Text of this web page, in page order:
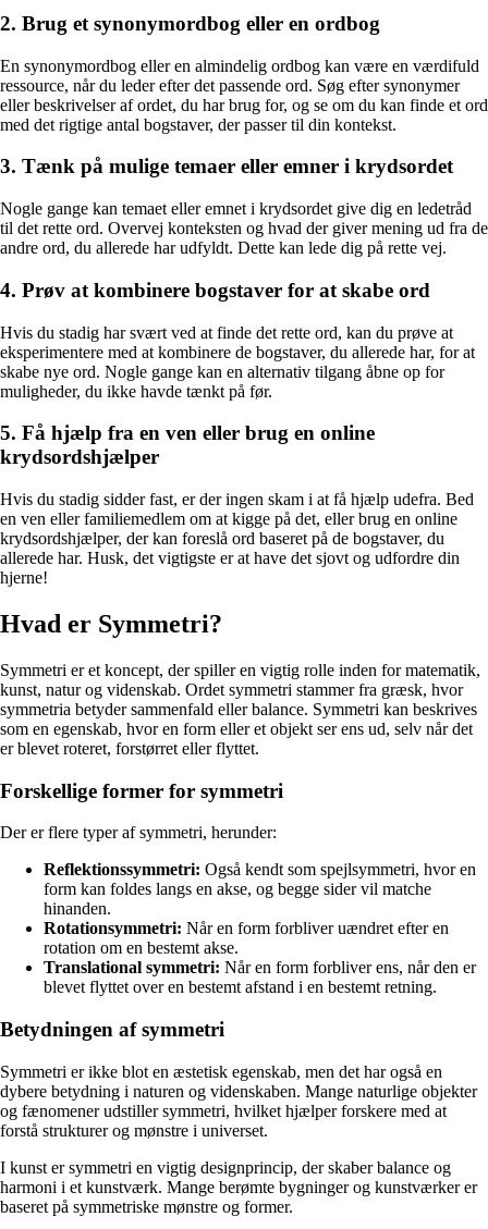
2. Brug et synonymordbog eller en ordbog
En synonymordbog eller en almindelig ordbog kan være en værdifuld
ressource, når du leder efter det passende ord. Søg efter synonymer
eller beskrivelser af ordet, du har brug for, og se om du kan finde et ord
med det rigtige antal bogstaver, der passer til din kontekst.
3. Tænk på mulige temaer eller emner i krydsordet
Nogle gange kan temaet eller emnet i krydsordet give dig en ledetråd
til det rette ord. Overvej konteksten og hvad der giver mening ud fra de
andre ord, du allerede har udfyldt. Dette kan lede dig på rette vej.
4. Prøv at kombinere bogstaver for at skabe ord
Hvis du stadig har svært ved at finde det rette ord, kan du prøve at
eksperimentere med at kombinere de bogstaver, du allerede har, for at
skabe nye ord. Nogle gange kan en alternativ tilgang åbne op for
muligheder, du ikke havde tænkt på før.
5. Få hjælp fra en ven eller brug en online
krydsordshjælper
Hvis du stadig sidder fast, er der ingen skam i at få hjælp udefra. Bed
en ven eller familiemedlem om at kigge på det, eller brug en online
krydsordshjælper, der kan foreslå ord baseret på de bogstaver, du
allerede har. Husk, det vigtigste er at have det sjovt og udfordre din
hjerne!
Hvad er Symmetri?
Symmetri er et koncept, der spiller en vigtig rolle inden for matematik,
kunst, natur og videnskab. Ordet symmetri stammer fra græsk, hvor
symmetria betyder sammenfald eller balance. Symmetri kan beskrives
som en egenskab, hvor en form eller et objekt ser ens ud, selv når det
er blevet roteret, forstørret eller flyttet.
Forskellige former for symmetri
Der er flere typer af symmetri, herunder:
Reflektionssymmetri: Også kendt som spejlsymmetri, hvor en
form kan foldes langs en akse, og begge sider vil matche
hinanden.
Rotationsymmetri: Når en form forbliver uændret efter en
rotation om en bestemt akse.
Translational symmetri: Når en form forbliver ens, når den er
blevet flyttet over en bestemt afstand i en bestemt retning.
Betydningen af symmetri
Symmetri er ikke blot en æstetisk egenskab, men det har også en
dybere betydning i naturen og videnskaben. Mange naturlige objekter
og fænomener udstiller symmetri, hvilket hjælper forskere med at
forstå strukturer og mønstre i universet.
I kunst er symmetri en vigtig designprincip, der skaber balance og
harmoni i et kunstværk. Mange berømte bygninger og kunstværker er
baseret på symmetriske mønstre og former.